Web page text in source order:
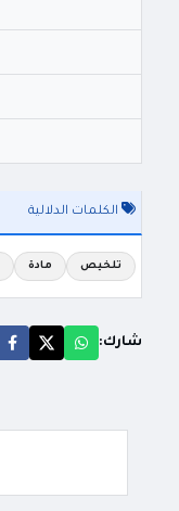
الكلمات الدلالية
تلخيص مادة
شارك: